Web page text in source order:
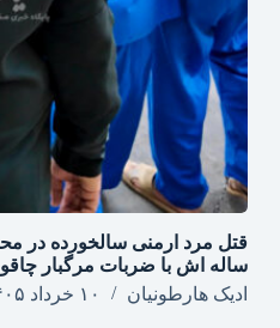
ساله اش با ضربات مرگبار چاقو
ادیک هارطونیان
۱۰ خرداد ۱۴۰۵